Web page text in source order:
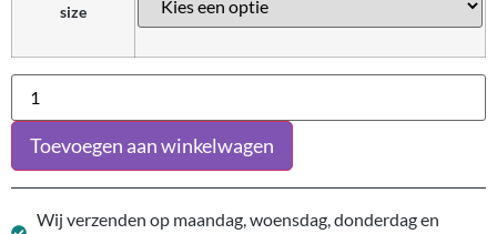
size
Toevoegen aan winkelwagen
Wij verzenden op maandag, woensdag, donderdag en